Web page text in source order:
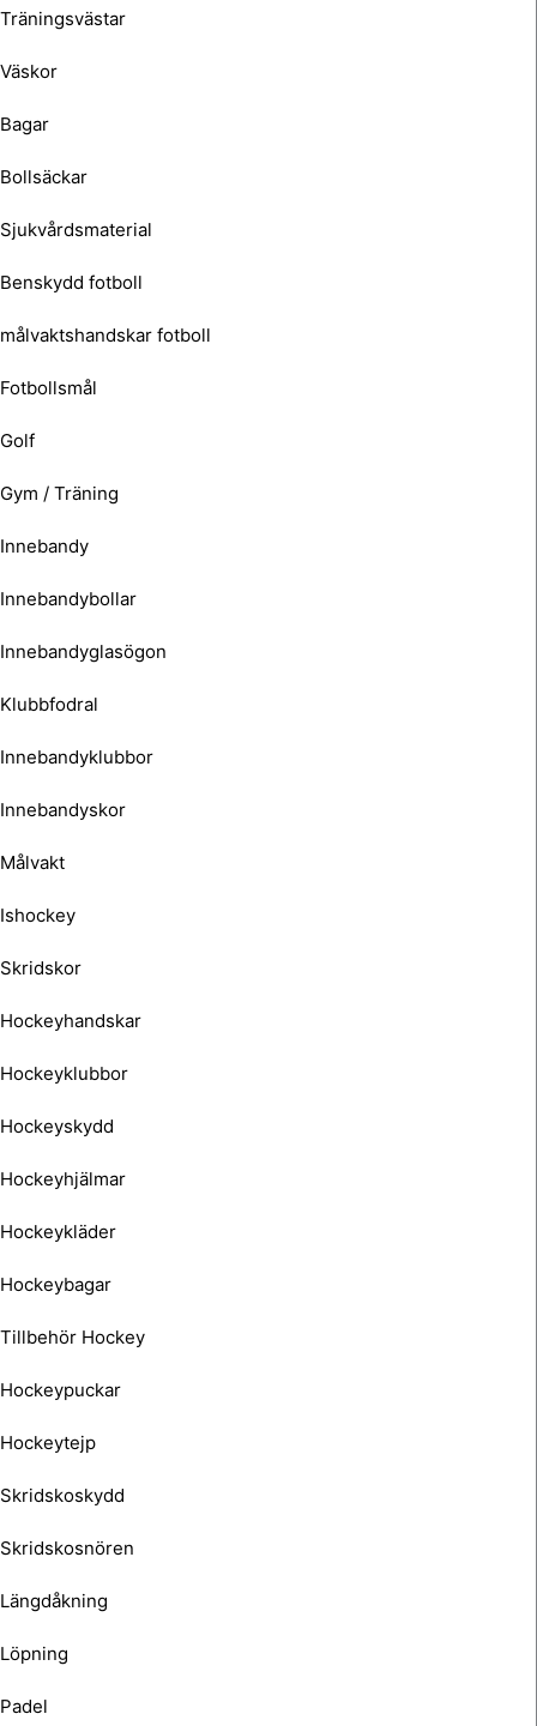
Träningsvästar
Väskor
Bagar
Bollsäckar
Sjukvårdsmaterial
Benskydd fotboll
målvaktshandskar fotboll
Fotbollsmål
Golf
Gym / Träning
Innebandy
Innebandybollar
Innebandyglasögon
Klubbfodral
Innebandyklubbor
Innebandyskor
Målvakt
Ishockey
Skridskor
Hockeyhandskar
Hockeyklubbor
Hockeyskydd
Hockeyhjälmar
Hockeykläder
Hockeybagar
Tillbehör Hockey
Hockeypuckar
Hockeytejp
Skridskoskydd
Skridskosnören
Längdåkning
Löpning
Padel